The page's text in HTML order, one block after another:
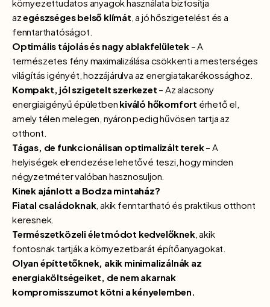
környezettudatos anyagok használata biztosítja
azegészséges belső klímát, a jó hőszigetelést és a
fenntarthatóságot.
Optimális tájolás és nagy ablakfelületek – A
természetes fény maximalizálása csökkenti a mesterséges
világítás igényét, hozzájárulva az energiatakarékossághoz.
Kompakt, jól szigetelt szerkezet – Az alacsony
energiaigényű épületben kiváló hőkomfort érhető el,
amely télen melegen, nyáron pedig hűvösen tartja az
otthont.
Tágas, de funkcionálisan optimalizált terek– A
helyiségek elrendezése lehetővé teszi, hogy minden
négyzetméter valóban hasznosuljon.
Kinek ajánlott a Bodza mintaház?
Fiatal családoknak, akik fenntartható és praktikus otthont
keresnek.
Természetközeli életmódot kedvelőknek, akik
fontosnak tartják a környezetbarát építőanyagokat.
Olyan építtetőknek, akik minimalizálnák az
energiaköltségeiket, de nem akarnak
kompromisszumot kötni a kényelemben.